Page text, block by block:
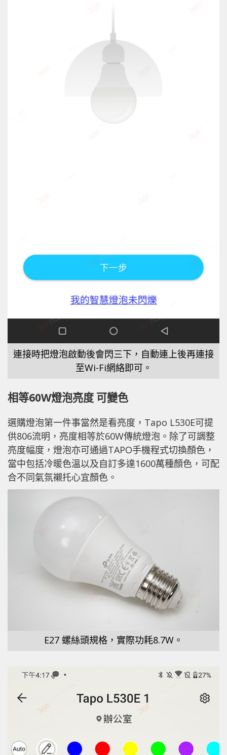
連接時把燈泡啟動後會閃三下，自動連上後再連接
至Wi-Fi網絡即可。
相等60W燈泡亮度 可變色
選購燈泡第一件事當然是看亮度，Tapo L530E可提
供806流明，亮度相等於60W傳統燈泡。除了可調整
亮度幅度，燈泡亦可通過TAPO手機程式切換顏色，
當中包括冷暖色溫以及自訂多達1600萬種顏色，可配
合不同氣氛襯托心宜顏色。
E27 螺絲頭規格，實際功耗8.7W。